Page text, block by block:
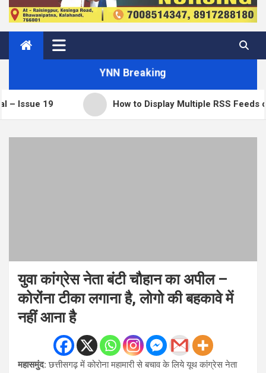
YNN Breaking
How to Display Multiple RSS Feeds on One
युवा कांग्रेस नेता बंटी चौहान का अपील –
कोरोंना टीका लगाना है, लोगो की बहकावे में
नहीं आना है
महासमुंद: छत्तीसगढ़ में कोरोना महामारी से बचाव के लिये यूथ कांग्रेस नेता